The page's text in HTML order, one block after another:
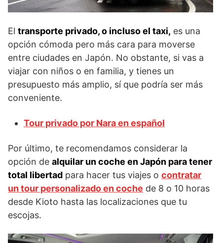
El transporte privado, o incluso el taxi, es una
opción cómoda pero más cara para moverse
entre ciudades en Japón. No obstante, si vas a
viajar con niños o en familia, y tienes un
presupuesto más amplio, sí que podría ser más
conveniente.
Tour privado por Nara en español
Por último, te recomendamos considerar la
opción de alquilar un coche en Japón para tener
total libertad para hacer tus viajes o contratar
un tour personalizado en coche de 8 o 10 horas
desde Kioto hasta las localizaciones que tu
escojas.